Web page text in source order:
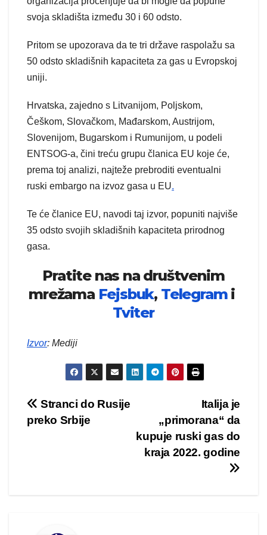
svoja skladišta između 30 i 60 odsto.
Pritom se upozorava da te tri države raspolažu sa
50 odsto skladišnih kapaciteta za gas u Evropskoj
uniji.
Hrvatska, zajedno s Litvanijom, Poljskom,
Češkom, Slovačkom, Mađarskom, Austrijom,
Slovenijom, Bugarskom i Rumunijom, u podeli
ENTSOG-a, čini treću grupu članica EU koje će,
prema toj analizi, najteže prebroditi eventualni
ruski embargo na izvoz gasa u EU.
Te će članice EU, navodi taj izvor, popuniti najviše
35 odsto svojih skladišnih kapaciteta prirodnog
gasa.
Pratite nas na društvenim
mrežama Fejsbuk, Telegrami
Tviter
Izvor: Mediji
Kretanje
članka
Italija je
„primorana“ da
kupuje ruski gas do
kraja 2022. godine
Stranci do Rusije
preko Srbije